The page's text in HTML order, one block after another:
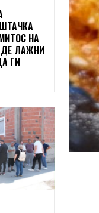
НА
ЛАЖНИ
ГИ